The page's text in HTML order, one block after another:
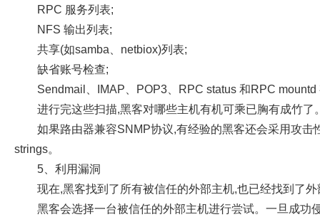
RPC 服务列表;
NFS 输出列表;
共享(如samba netbiox)列表;
缺省账号检查;
Sendmail
IMAP POP3 RPC status 和RPC mountd
进行完这些扫描,黑客对哪些主机有机可乘已胸有成竹了
如果路由器兼容SNMP协议,有经验的黑客还会采用攻击
strings。
5 、利用漏洞
现在,黑客找到了所有被信任的外部主机,也已经找到了
黑客会选择一台被信任的外部主机进行尝试。一旦成功